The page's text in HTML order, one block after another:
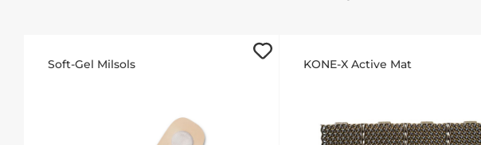
Soft-Gel Milsols KONE-X Active Mat